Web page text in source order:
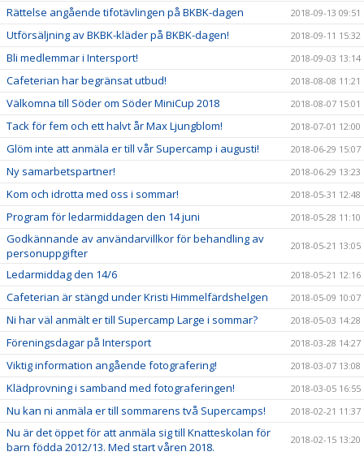
Rättelse angående tifotävlingen på BKBK-dagen 2018-09-13 09:51
Utförsäljning av BKBK-kläder på BKBK-dagen! 2018-09-11 15:32
Bli medlemmar i Intersport! 2018-09-03 13:14
Cafeterian har begränsat utbud! 2018-08-08 11:21
Välkomna till Söder om Söder MiniCup 2018 2018-08-07 15:01
Tack för fem och ett halvt år Max Ljungblom! 2018-07-01 12:00
Glöm inte att anmäla er till vår Supercamp i augusti! 2018-06-29 15:07
Ny samarbetspartner! 2018-06-29 13:23
Kom och idrotta med oss i sommar! 2018-05-31 12:48
Program för ledarmiddagen den 14 juni 2018-05-28 11:10
Godkännande av användarvillkor för behandling av
personuppgifter
2018-05-21 13:05
Ledarmiddag den 14/6 2018-05-21 12:16
Cafeterian är stängd under Kristi Himmelfärdshelgen 2018-05-09 10:07
Ni har väl anmält er till Supercamp Large i sommar? 2018-05-03 14:28
Föreningsdagar på Intersport 2018-03-28 14:27
Viktig information angående fotografering! 2018-03-07 13:08
Klädprovning i samband med fotograferingen! 2018-03-05 16:55
Nu kan ni anmäla er till sommarens två Supercamps! 2018-02-21 11:37
Nu är det öppet för att anmäla sig till Knatteskolan för
barn födda 2012/13. Med start våren 2018.
2018-02-15 13:20